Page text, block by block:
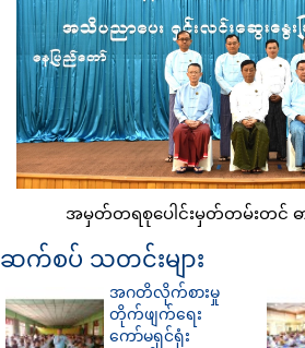
အမှတ်တရစုပေါင်းမှတ်တမ်းတင် ဓ
ဆက်စပ် သတင်းများ
အဂတိလိုက်စားမှု
တိုက်ဖျက်ရေး
ကော်မရှင်ရုံး